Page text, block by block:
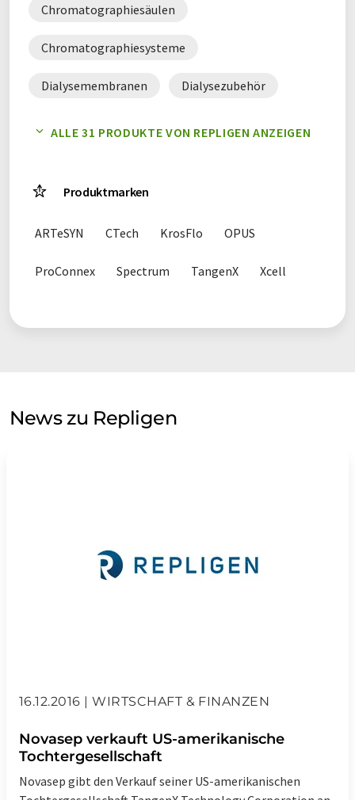
Chromatographiesäulen
Chromatographiesysteme
Dialysemembranen Dialysezubehör
Flachfolienkassetten
Harze Hohlfaserfilter Laborbedarf
Liganden Membranen Mörser
Transferröhrchen
ALLE 31 PRODUKTE VON REPLIGEN ANZEIGEN
Produktmarken
ARTeSYN CTech KrosFlo OPUS
ProConnex Spectrum TangenX Xcell
News zu Repligen
16.12.2016 | WIRTSCHAFT & FINANZEN
Novasep verkauft US-amerikanische
Tochtergesellschaft
Novasep gibt den Verkauf seiner US-amerikanischen